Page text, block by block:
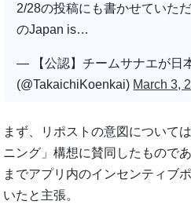
2/28の投稿にも書かせていた
のJapan is…
— 【公認】チームサナエが日
(@TakaichiKoenkai) March 3,
まず、リポストの意図について
ニング」構想に賛同したもので
までアプリ内のインセンティブ
いたと主張。